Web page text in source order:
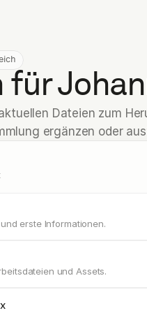
für
Dateien zum
ergänzen oder
erste Informationen.
und Assets.